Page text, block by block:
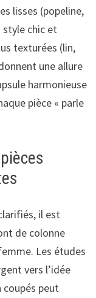
lisses (popeline,
chic et
texturées (lin,
une allure
harmonieuse
pièce « parle
il est
de colonne
Les études
vers l’idée
coupés peut